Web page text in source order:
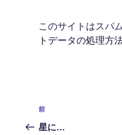
このサイトはスパ
トデータの処理方
投
稿
前
の
前
星に…